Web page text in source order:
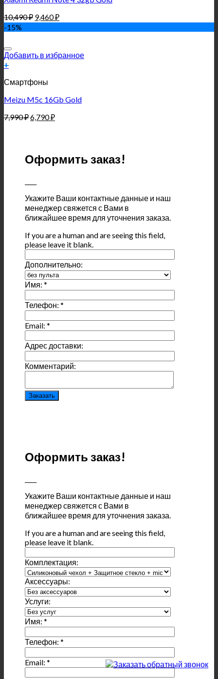
10,490₽ 9,460₽
-15%
Добавить в избранное
+
Смартфоны
Meizu M5c 16Gb Gold
7,990₽6,790₽
Оформить заказ!
Укажите Ваши контактные данные и наш
менеджер свяжется с Вами в
ближайшее время для уточнения заказа.
If you are a human and are seeing this field,
please leave it blank.
Дополнительно:
Имя:*
Телефон:*
Email:*
Адрес доставки:
Комментарий:
Оформить заказ!
Укажите Ваши контактные данные и наш
менеджер свяжется с Вами в
ближайшее время для уточнения заказа.
If you are a human and are seeing this field,
please leave it blank.
Комплектация:
Аксессуары:
Услуги:
Имя:*
Телефон:*
Email:*